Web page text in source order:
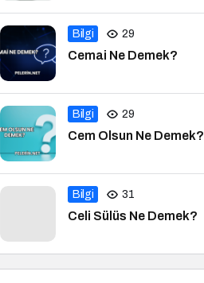
Bilgi 29
Cemai Ne Demek?
Bilgi 29
Cem Olsun Ne Demek?
Bilgi 31
Celi Sülüs Ne Demek?